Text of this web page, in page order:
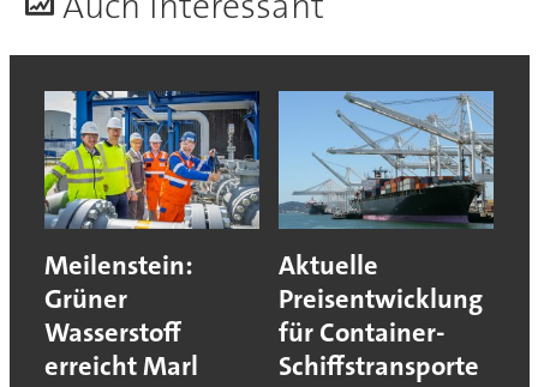
Meilenstein:
Grüner
Wasserstoff
erreicht Marl
Aktuelle
Preisentwicklung
für Container-
Schiffstransporte